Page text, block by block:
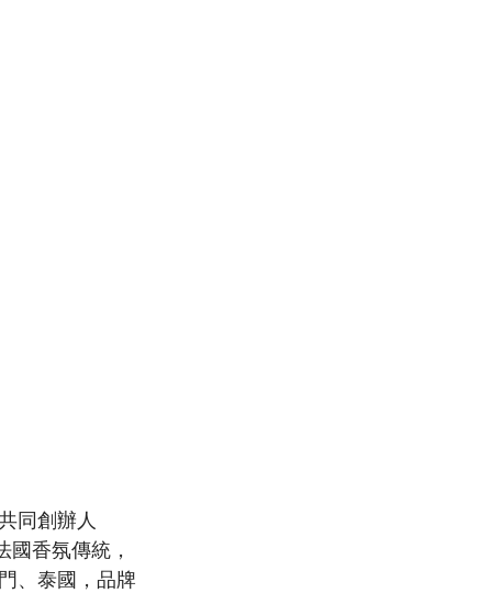
同創辦人
國香氛傳統，
、泰國，品牌